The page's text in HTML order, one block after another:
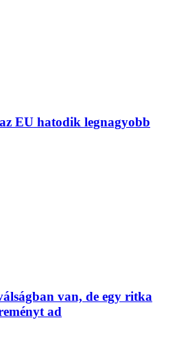
EU hatodik legnagyobb
van, de egy ritka
ad